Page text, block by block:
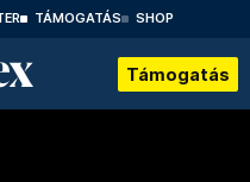
TÁMOGATÁS SHOP
Támogatás